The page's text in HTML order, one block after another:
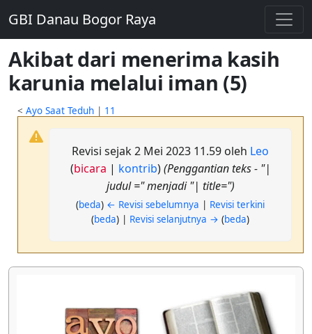
GBI Danau Bogor Raya
Akibat dari menerima kasih
karunia melalui iman (5)
<Ayo Saat Teduh | 11
Revisi sejak 2 Mei 2023 11.59 oleh Leo
(bicara | kontrib)(Penggantian teks - "|
judul =" menjadi "| title=")
(beda) ← Revisi sebelumnya | Revisi terkini
(beda) | Revisi selanjutnya → (beda)